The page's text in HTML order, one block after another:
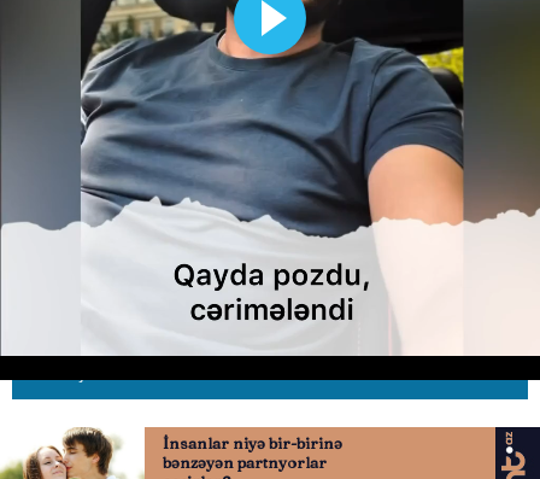
Müğənni Elvin Abdullayev yol
hərəkət qaydasını pozub